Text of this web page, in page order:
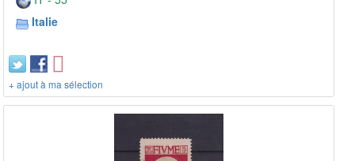
Italie
+ ajout à ma sélection